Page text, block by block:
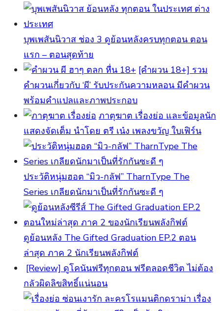
บุพเพสันนิวาส ช่อง 3 ดูย้อนหลังครบทุกตอน ตอน
แรก – ตอนสุดท้าย
[คําผวน 18+] รวม
คำผวนเกี่ยวกับ ‘ผี’ รับประกันความหลอน มีคำผวน
พร้อมคำแปลและภาพประกอบ
ภาตุฆาต เรื่องย่อ และข้อมูลนัก
แสดงจัดเต็ม นำโดย ตรี เน๋ง เพลงขวัญ ใบเฟิร์น
ประวัติหนุ่มฮอต “มิว-กลัฟ” TharnType The
Series เกลียดนักมาเป็นที่รักกันซะดี ๆ
ดูย้อนหลัง The Gifted Graduation EP.2 ตอน
ล่าสุด ภาค 2 นักเรียนพลังกิฟต์
[Review] ดูโคนันฟรีทุกตอน ฟรีตลอดชีวิต ไม่ต้อง
กลัวผิดลิขสิทธิ์แน่นอน